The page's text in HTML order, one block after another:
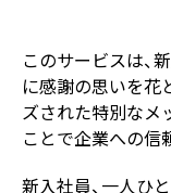
このサービスは、
に感謝の思いを花
ズされた特別なメ
ことで企業への信
新入社員、一人ひ